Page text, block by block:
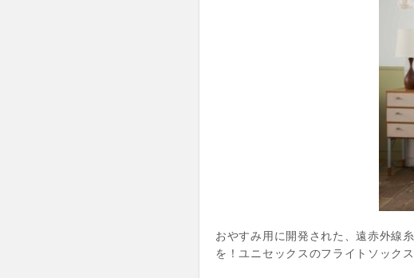
おやすみ用に開発された、遠赤外線
を！ユニセックスのフライトソック